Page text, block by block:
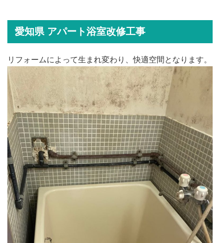
愛知県 アパート浴室改修工事
リフォームによって生まれ変わり、快適空間となります。